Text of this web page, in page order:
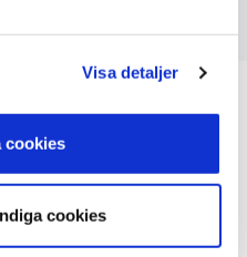
Visa detaljer
cookies
cookies
Kom